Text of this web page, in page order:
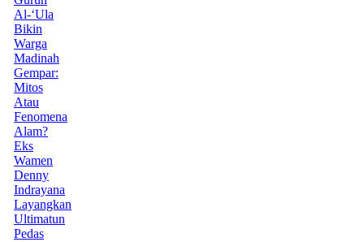
Al-‘Ula
Bikin
Warga
Madinah
Gempar:
Mitos
Atau
Fenomena
Alam?
Eks
Wamen
Denny
Indrayana
Layangkan
Ultimatun
Pedas